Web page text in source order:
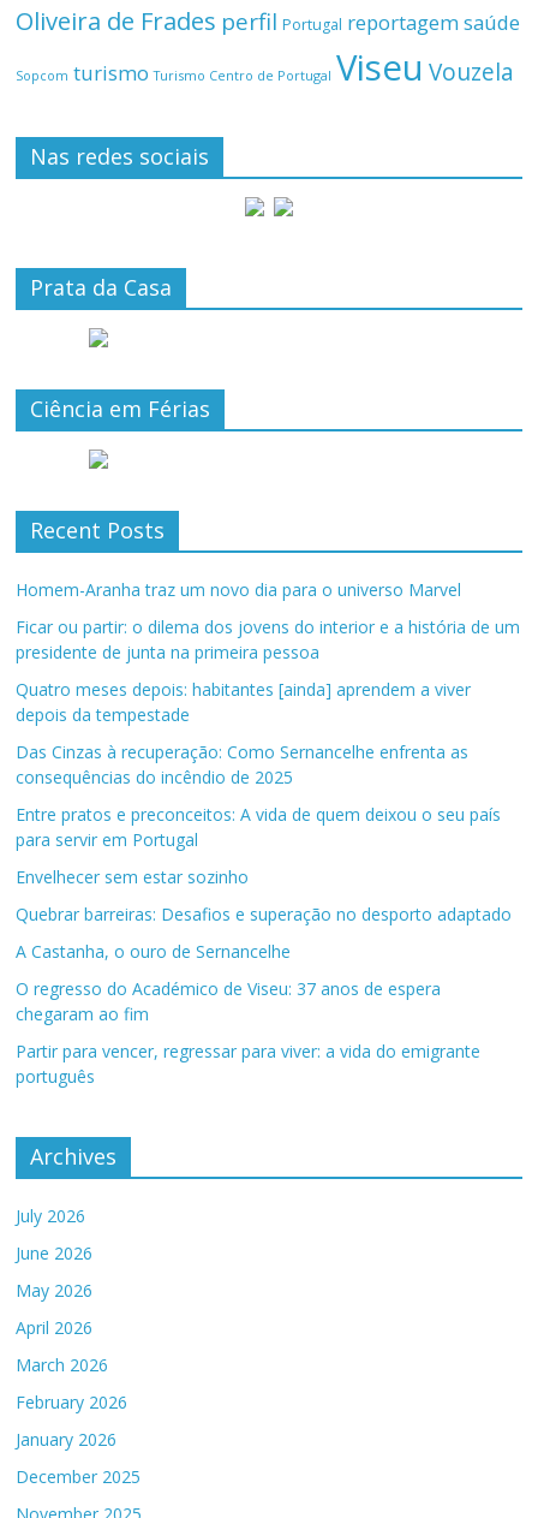
Oliveira de Frades perfil Portugal reportagemsaúde
Sopcom turismo Turismo Centro de Portugal Viseu Vouzela
Nas redes sociais
Prata da Casa
Ciência em Férias
Recent Posts
Homem-Aranha traz um novo dia para o universo Marvel
Ficar ou partir: o dilema dos jovens do interior e a história de um
presidente de junta na primeira pessoa
Quatro meses depois: habitantes [ainda] aprendem a viver
depois da tempestade
Das Cinzas à recuperação: Como Sernancelhe enfrenta as
consequências do incêndio de 2025
Entre pratos e preconceitos: A vida de quem deixou o seu país
para servir em Portugal
Envelhecer sem estar sozinho
Quebrar barreiras: Desafios e superação no desporto adaptado
A Castanha, o ouro de Sernancelhe
O regresso do Académico de Viseu: 37 anos de espera
chegaram ao fim
Partir para vencer, regressar para viver: a vida do emigrante
português
Archives
July 2026
June 2026
May 2026
April 2026
March 2026
February 2026
January 2026
December 2025